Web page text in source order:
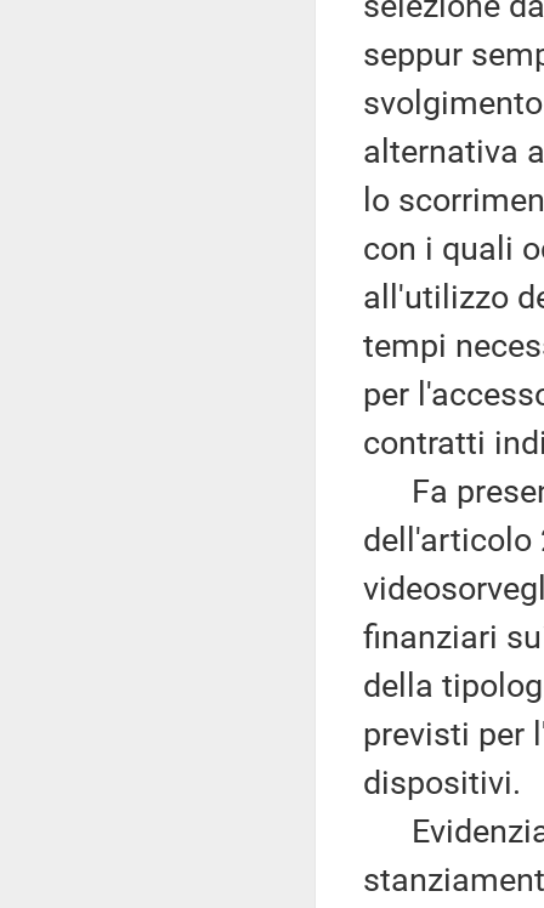
seppur
alternativa
lo
con i quali
all'utilizzo
tempi
per
contratti
Fa
dell'articolo
finanziari
della
previsti per
dispositivi.